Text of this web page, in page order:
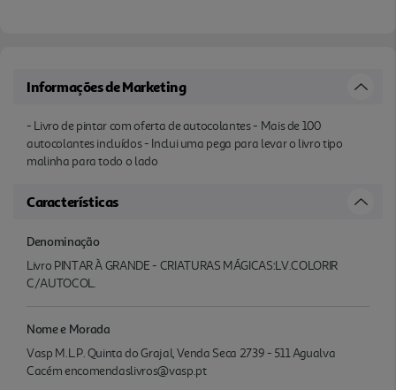
Informações de Marketing
- Livro de pintar com oferta de autocolantes - Mais de 100
autocolantes incluídos - Inclui uma pega para levar o livro tipo
malinha para todo o lado
Características
Denominação
Livro PINTAR À GRANDE - CRIATURAS MÁGICAS:LV.COLORIR
C/AUTOCOL.
Nome e Morada
Vasp M.L.P. Quinta do Grajal, Venda Seca 2739 - 511 Agualva
Cacém encomendaslivros@vasp.pt